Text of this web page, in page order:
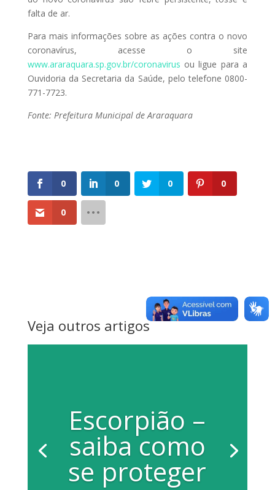
falta de ar.
Para mais informações sobre as ações contra o novo
coronavírus, acesse o site
www.araraquara.sp.gov.br/coronavirus ou ligue para a
Ouvidoria da Secretaria da Saúde, pelo telefone 0800-
771-7723.
Fonte: Prefeitura Municipal de Araraquara
0 0 0 0
0
Veja outros artigos
Escorpião –
saiba como
se proteger